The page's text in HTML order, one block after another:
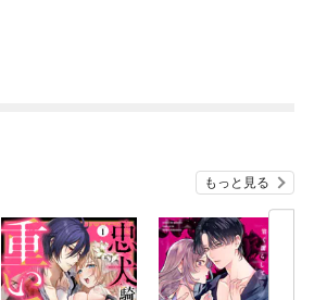
もっと見る